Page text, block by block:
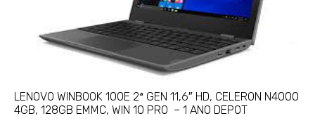
LENOVO WINBOOK 100E 2ª GEN 11,6″ HD, CELERON N4000
4GB, 128GB EMMC, WIN 10 PRO – 1 ANO DEPOT